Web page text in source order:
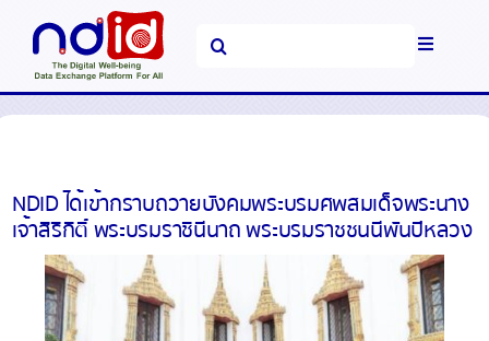
content
Search
Toggle
หน้าหลัก
ข่าวสารและ
ประชาสัมพันธ์
คำถามที่พบบ่อย
NDID ได้เข้ากราบถวายบังคมพระบรมศพสมเด็จพระนาง
เจ้าสิริกิติ์ พระบรมราชินีนาถ พระบรมราชชนนีพันปีหลวง